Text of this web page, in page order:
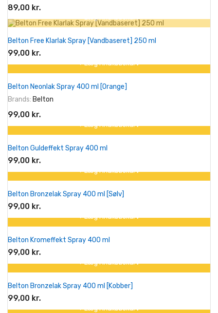
89,00 kr.
+ Læg I Indkøbskurv
Belton Free Klarlak Spray [Vandbaseret] 250 ml
99,00 kr.
+ Læg I Indkøbskurv
Belton Neonlak Spray 400 ml [Orange]
Brands: Belton
99,00 kr.
+ Læg I Indkøbskurv
Belton Guldeffekt Spray 400 ml
99,00 kr.
+ Læg I Indkøbskurv
Belton Bronzelak Spray 400 ml [Sølv]
99,00 kr.
+ Læg I Indkøbskurv
Belton Kromeffekt Spray 400 ml
99,00 kr.
+ Læg I Indkøbskurv
Belton Bronzelak Spray 400 ml [Kobber]
99,00 kr.
+ Læg I Indkøbskurv